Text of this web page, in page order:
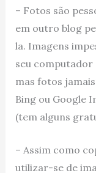
– Fotos são
em outro blog
la. Imagens
seu computador
mas fotos
Bing ou Google
(tem alguns
– Assim como
utilizar-se de